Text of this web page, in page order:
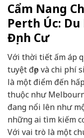
Cẩm Nang
Perth Úc: Du
Định Cư
Với thời tiết ấm áp
tuyệt đẹp và chi phí
là một điểm đến
thuộc như
đang nổi lên như
những ai tìm kiếm
Với vai trò là một